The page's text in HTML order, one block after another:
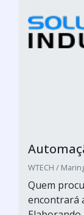
WTECH /
Quem
encontrará